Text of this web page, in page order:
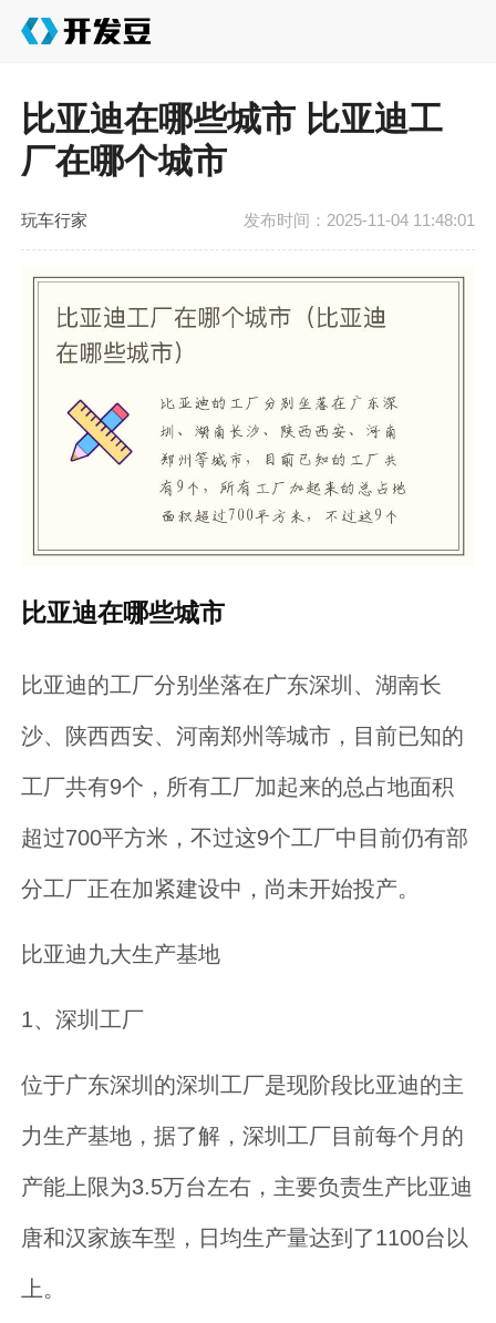
比亚迪在哪些城市 比亚迪工
厂在哪个城市
玩车行家 发布时间：2025-11-04 11:48:01
比亚迪在哪些城市
比亚迪的工厂分别坐落在广东深圳、湖南长
沙、陕西西安、河南郑州等城市，目前已知的
工厂共有9个，所有工厂加起来的总占地面积
超过700平方米，不过这9个工厂中目前仍有部
分工厂正在加紧建设中，尚未开始投产。
比亚迪九大生产基地
1、深圳工厂
位于广东深圳的深圳工厂是现阶段比亚迪的主
力生产基地，据了解，深圳工厂目前每个月的
产能上限为3.5万台左右，主要负责生产比亚迪
唐和汉家族车型，日均生产量达到了1100台以
上。